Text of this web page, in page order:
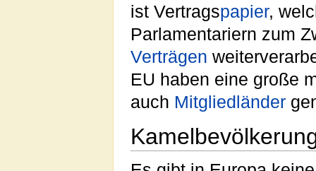
ist Vertragspapier,
Parlamentariern zum
Verträgen
EU haben eine große
auch Mitgliedländer